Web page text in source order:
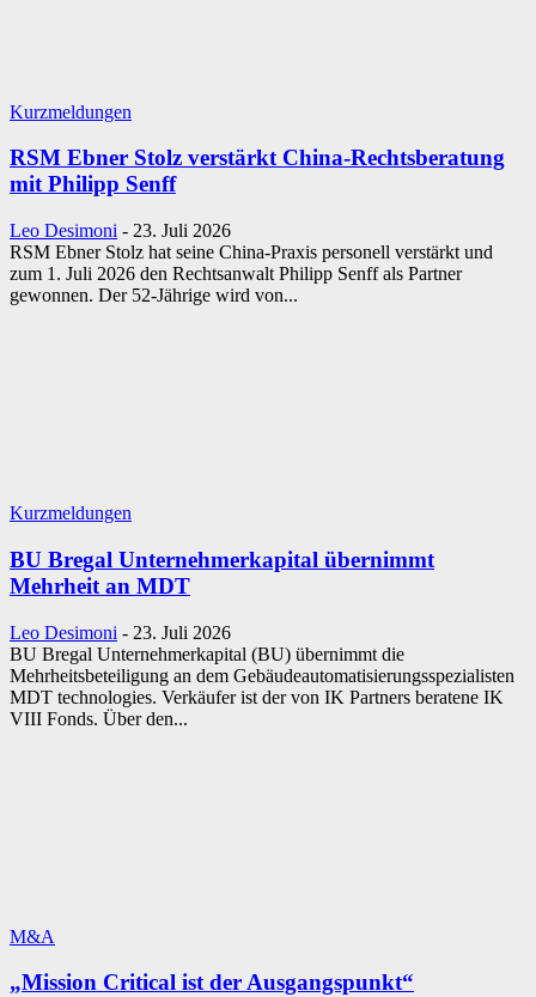
Kurzmeldungen
RSM Ebner Stolz verstärkt China-Rechtsberatung
mit Philipp Senff
Leo Desimoni - 23. Juli 2026
RSM Ebner Stolz hat seine China-Praxis personell verstärkt und
zum 1. Juli 2026 den Rechtsanwalt Philipp Senff als Partner
gewonnen. Der 52-Jährige wird von...
Kurzmeldungen
BU Bregal Unternehmerkapital übernimmt
Mehrheit an MDT
Leo Desimoni - 23. Juli 2026
BU Bregal Unternehmerkapital (BU) übernimmt die
Mehrheitsbeteiligung an dem Gebäudeautomatisierungsspezialisten
MDT technologies. Verkäufer ist der von IK Partners beratene IK
VIII Fonds. Über den...
M&A
„Mission Critical ist der Ausgangspunkt“